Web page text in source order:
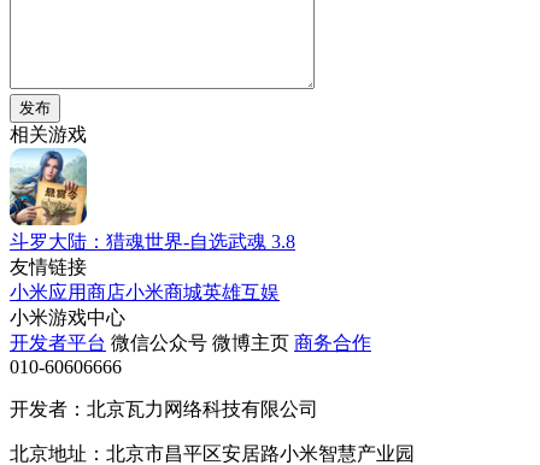
发布
相关游戏
斗罗大陆：猎魂世界-自选武魂 3.8
友情链接
小米应用商店小米商城英雄互娱
小米游戏中心
开发者平台 微信公众号 微博主页 商务合作
010-60606666
开发者：北京瓦力网络科技有限公司
北京地址：北京市昌平区安居路小米智慧产业园